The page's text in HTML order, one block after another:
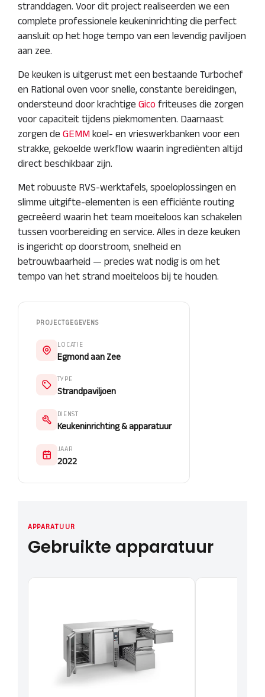
stranddagen. Voor dit project realiseerden we een
complete professionele keukeninrichting die perfect
aansluit op het hoge tempo van een levendig paviljoen
aan zee.
De keuken is uitgerust met een bestaande Turbochef
en Rational oven voor snelle, constante bereidingen,
ondersteund door krachtige Gico friteuses die zorgen
voor capaciteit tijdens piekmomenten. Daarnaast
zorgen de GEMM koel- en vrieswerkbanken voor een
strakke, gekoelde werkflow waarin ingrediënten altijd
direct beschikbaar zijn.
Met robuuste RVS-werktafels, spoeloplossingen en
slimme uitgifte-elementen is een efficiënte routing
gecreëerd waarin het team moeiteloos kan schakelen
tussen voorbereiding en service. Alles in deze keuken
is ingericht op doorstroom, snelheid en
betrouwbaarheid — precies wat nodig is om het
tempo van het strand moeiteloos bij te houden.
PROJECTGEGEVENS
LOCATIE
Egmond aan Zee
TYPE
Strandpaviljoen
DIENST
Keukeninrichting & apparatuur
JAAR
2022
APPARATUUR
Gebruikte apparatuur